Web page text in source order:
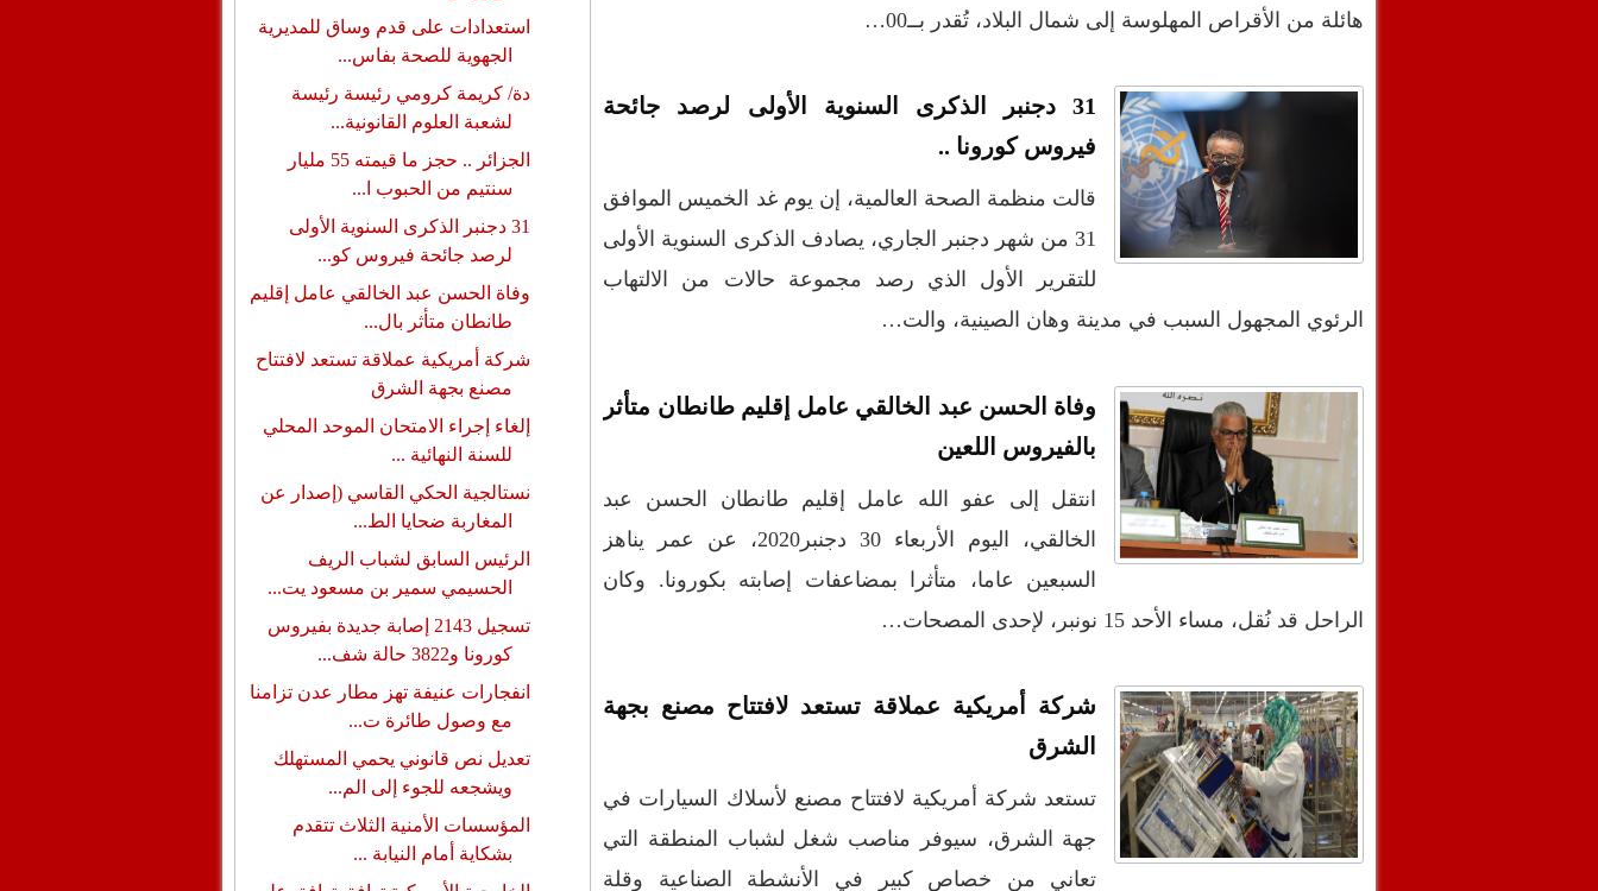
هائلة من الأقراص المهلوسة إلى شمال البلاد، تُقدر بــ00…
31 دجنبر الذكرى السنوية الأولى لرصد جائحة
فيروس كورونا ..
قالت منظمة الصحة العالمية، إن يوم غد الخميس الموافق
31 من شهر دجنبر الجاري، يصادف الذكرى السنوية الأولى
للتقرير الأول الذي رصد مجموعة حالات من الالتهاب
الرئوي المجهول السبب في مدينة وهان الصينية، والت…
وفاة الحسن عبد الخالقي عامل إقليم طانطان متأثر
بالفيروس اللعين
انتقل إلى عفو الله عامل إقليم طانطان الحسن عبد
الخالقي، اليوم الأربعاء 30 دجنبر2020، عن عمر يناهز
السبعين عاما، متأثرا بمضاعفات إصابته بكورونا. وكان
الراحل قد نُقل، مساء الأحد 15 نونبر، لإحدى المصحات…
شركة أمريكية عملاقة تستعد لافتتاح مصنع بجهة
الشرق
تستعد شركة أمريكية لافتتاح مصنع لأسلاك السيارات في
جهة الشرق، سيوفر مناصب شغل لشباب المنطقة التي
تعاني من خصاص كبير في الأنشطة الصناعية وقلة
استعدادات على قدم وساق للمديرية
الجهوية للصحة بفاس...
دة/ كريمة كرومي رئيسة رئيسة
لشعبة العلوم القانونية...
الجزائر .. حجز ما قيمته 55 مليار
سنتيم من الحبوب ا...
31 دجنبر الذكرى السنوية الأولى
لرصد جائحة فيروس كو...
وفاة الحسن عبد الخالقي عامل إقليم
طانطان متأثر بال...
شركة أمريكية عملاقة تستعد لافتتاح
مصنع بجهة الشرق
إلغاء إجراء الامتحان الموحد المحلي
للسنة النهائية ...
نستالجية الحكي القاسي (إصدار عن
المغاربة ضحايا الط...
الرئيس السابق لشباب الريف
الحسيمي سمير بن مسعود يت...
تسجيل 2143 إصابة جديدة بفيروس
كورونا و3822 حالة شف...
انفجارات عنيفة تهز مطار عدن تزامنا
مع وصول طائرة ت...
تعديل نص قانوني يحمي المستهلك
ويشجعه للجوء إلى الم...
المؤسسات الأمنية الثلاث تتقدم
بشكاية أمام النيابة ...